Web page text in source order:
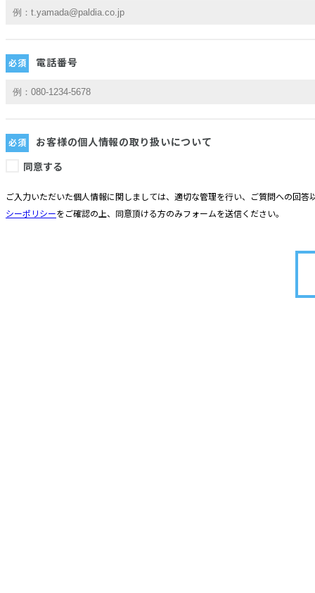
電話番号
お客様の個人情報の取り扱いについて
同意する
ご入力いただいた個人情報に関しましては、適切な管理を行い、ご質問への回
シーポリシーをご確認の上、同意頂ける方のみフォームを送信ください。